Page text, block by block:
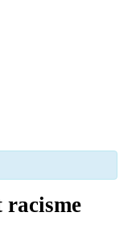
racisme